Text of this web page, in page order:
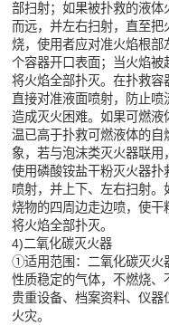
部扫射；如果被扑救的液
而远，并左右扫射，直至
烧，使用者应对准火焰根
个容器开口表面；当火焰
将火焰全部扑灭。在扑救
直接对准液面喷射，防止喷
造成灭火困难。如果可燃
温已高于扑救可燃液体的
象，若与泡沫类灭火器联用
使用磷酸铵盐干粉灭火器
喷射，并上下、左右扫射
烧物的四周边走边喷，使
将火焰全部扑灭。
4)二氧化碳灭火器
①适用范围：二氧化碳灭火
性质稳定的气体，不燃烧
贵重设备、档案资料、仪
火灾。